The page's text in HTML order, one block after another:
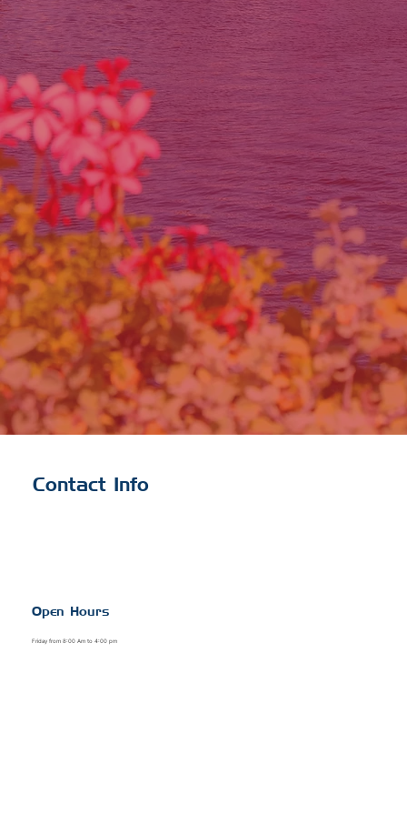
Contact Info
Open Hours
Friday from 8:00 Am to 4:00 pm